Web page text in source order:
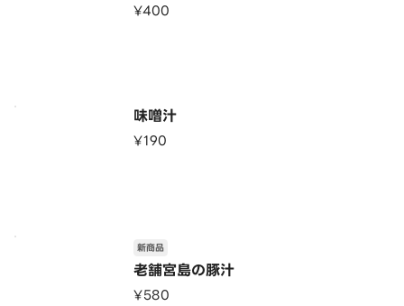
¥400
味噌汁
¥190
老舗宮島の豚汁
新商品
¥580